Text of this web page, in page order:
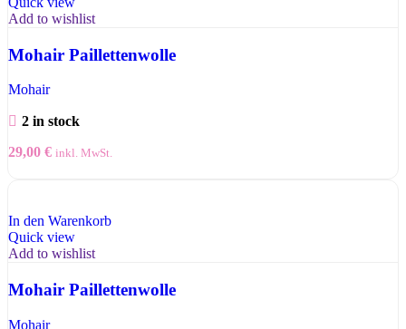
Add to wishlist
Mohair Paillettenwolle
Mohair
2 in stock
29,00 € inkl. MwSt.
In den Warenkorb
Quick view
Add to wishlist
Mohair Paillettenwolle
Mohair